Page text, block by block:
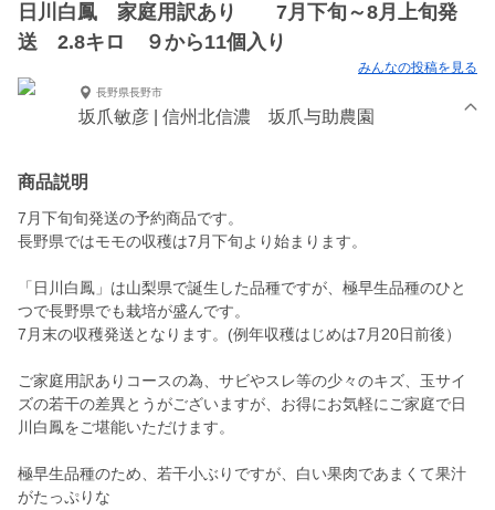
日川白鳳 家庭用訳あり 7月下旬～8月上旬発
送 2.8キロ ９から11個入り
みんなの投稿を見る
長野県長野市
坂爪敏彦 | 信州北信濃 坂爪与助農園
商品説明
7月下旬旬発送の予約商品です。
長野県ではモモの収穫は7月下旬より始まります。
「日川白鳳」は山梨県で誕生した品種ですが、極早生品種のひと
つで長野県でも栽培が盛んです。
7月末の収穫発送となります。(例年収穫はじめは7月20日前後）
ご家庭用訳ありコースの為、サビやスレ等の少々のキズ、玉サイ
ズの若干の差異とうがございますが、お得にお気軽にご家庭で日
川白鳳をご堪能いただけます。
極早生品種のため、若干小ぶりですが、白い果肉であまくて果汁
がたっぷりな